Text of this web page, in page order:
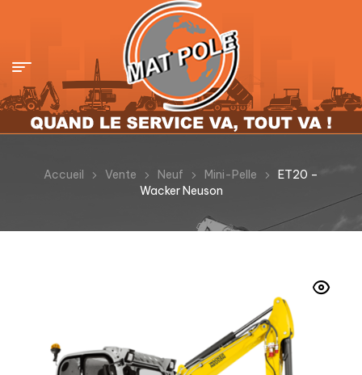
Accueil Vente Neuf Mini-Pelle
ET20 –
Wacker Neuson